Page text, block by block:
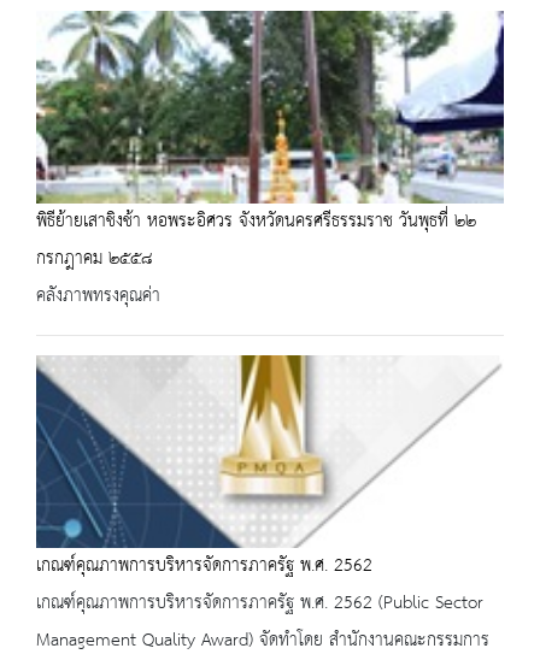
พิธีย้ายเสาชิงช้า หอพระอิศวร จังหวัดนครศรีธรรมราช วันพุธที่ ๒๒
กรกฎาคม ๒๕๕๘
คลังภาพทรงคุณค่า
เกณฑ์คุณภาพการบริหารจัดการภาครัฐ พ.ศ. 2562
เกณฑ์คุณภาพการบริหารจัดการภาครัฐ พ.ศ. 2562 (Public Sector
Management Quality Award) จัดทำโดย สำนักงานคณะกรรมการ